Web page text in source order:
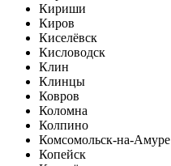
Кириши
Киров
Киселёвск
Кисловодск
Клин
Клинцы
Ковров
Коломна
Колпино
Комсомольск-на-Амуре
Копейск